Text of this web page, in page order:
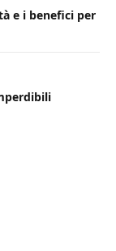
e i benefici per